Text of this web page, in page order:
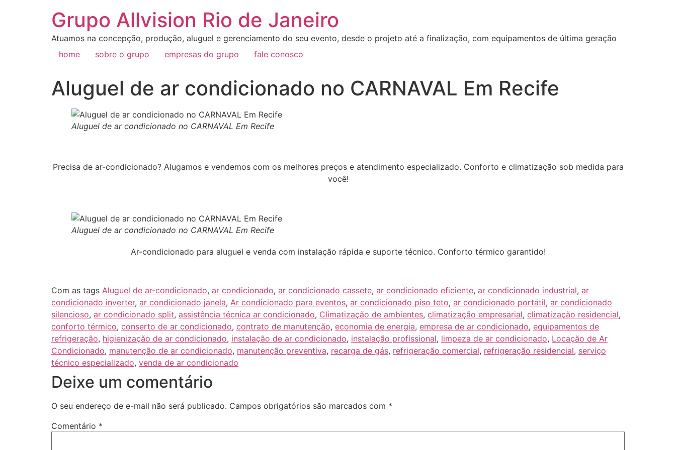
Grupo Allvision Rio de Janeiro
Atuamos na concepção, produção, aluguel e gerenciamento do seu evento, desde o projeto até a finalização, com equipamentos de última geração
home
sobre o grupo empresas do grupo fale conosco
Aluguel de ar condicionado no CARNAVAL Em Recife
Aluguel de ar condicionado no CARNAVAL Em Recife
Precisa de ar-condicionado? Alugamos e vendemos com os melhores preços e atendimento especializado. Conforto e climatização sob medida para
você!
Aluguel de ar condicionado no CARNAVAL Em Recife
Ar-condicionado para aluguel e venda com instalação rápida e suporte técnico. Conforto térmico garantido!
Com as tags Aluguel de ar-condicionado, ar condicionado, ar condicionado cassete, ar condicionado eficiente, ar condicionado industrial, ar
condicionado inverter, ar condicionado janela, Ar condicionado para eventos, ar condicionado piso teto, ar condicionado portátil, ar condicionado
silencioso, ar condicionado split, assistência técnica ar condicionado, Climatização de ambientes, climatização empresarial, climatização residencial,
conforto térmico, conserto de ar condicionado, contrato de manutenção, economia de energia, empresa de ar condicionado, equipamentos de
refrigeração, higienização de ar condicionado, instalação de ar condicionado, instalação profissional, limpeza de ar condicionado, Locação de Ar
Condicionado, manutenção de ar condicionado, manutenção preventiva, recarga de gás, refrigeração comercial, refrigeração residencial, serviço
técnico especializado, venda de ar condicionado
Deixe um comentário
O seu endereço de e-mail não será publicado. Campos obrigatórios são marcados com *
Comentário *